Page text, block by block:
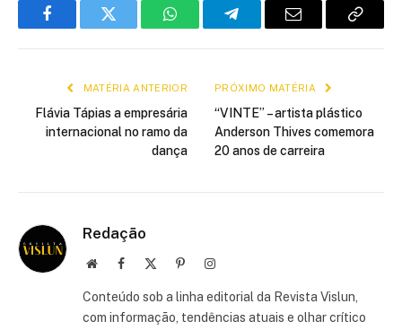
FacebookTwitter WhatsAppTelegramE-
Copiar
MATÉRIA ANTERIOR
Flávia Tápias a empresária
internacional no ramo da
dança
PRÓXIMO MATÉRIA
“VINTE” – artista plástico
Anderson Thives comemora
20 anos de carreira
Redação
Site Facebook PinterestInstagram
Conteúdo sob a linha editorial da Revista Vislun,
com informação, tendências atuais e olhar crítico